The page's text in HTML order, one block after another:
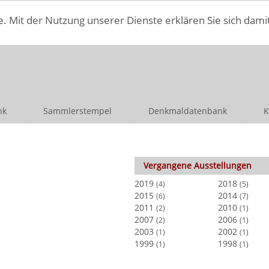
der Nutzung unserer Dienste erklären Sie sich
Sammlerstempel Denkmaldatenbank
Vergangene Ausstellungen
2019 (4) 2018 (5)
2015 (6) 2014 (7)
2011 (2) 2010 (1)
2007 (2) 2006 (1)
2003 (1) 2002 (1)
1999 (1) 1998 (1)